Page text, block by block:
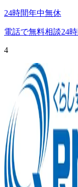
24時間年中無休
電話で無料相談24
4